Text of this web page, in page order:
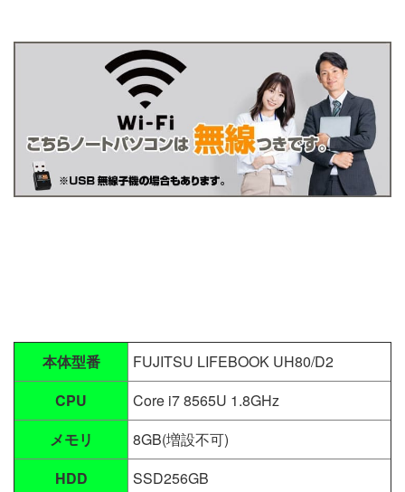
本体型番
FUJITSU LIFEBOOK UH80/D2
CPU
Core i7 8565U 1.8GHz
メモリ
8GB(増設不可)
HDD
SSD256GB